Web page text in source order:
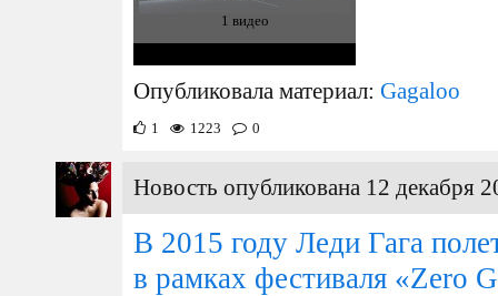
1 видео
Опубликовала материал: Gagaloo
1 1223 0
Новость опубликована 12 декабря
В 2015 году Леди Гага
в рамках фестиваля «Zero